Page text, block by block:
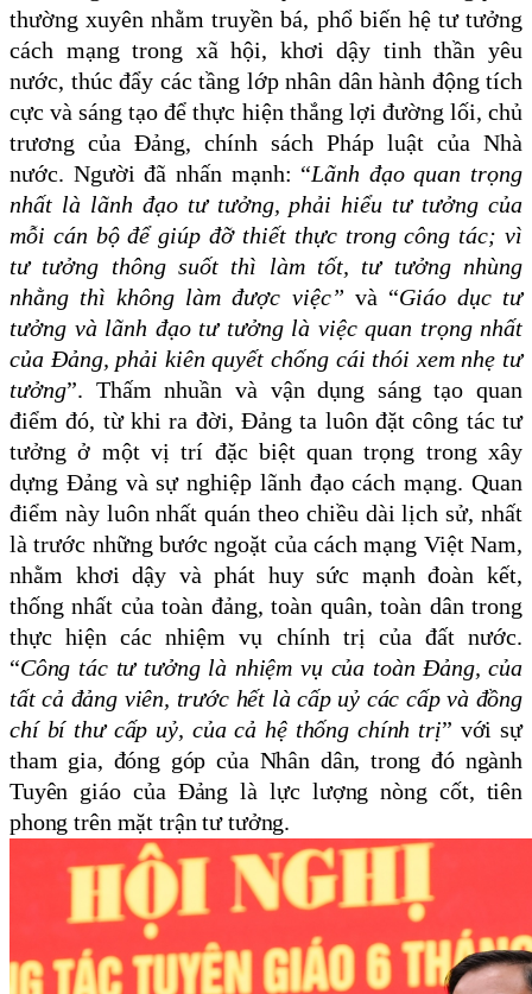
thường xuyên nhằm truyền bá, phổ biến hệ tư tưởng
cách mạng trong xã hội, khơi dậy tinh thần yêu
nước, thúc đẩy các tầng lớp nhân dân hành động tích
cực và sáng tạo để thực hiện thắng lợi đường lối, chủ
trương của Đảng, chính sách Pháp luật của Nhà
nước. Người đã nhấn mạnh: “Lãnh đạo quan trọng
nhất là lãnh đạo tư tưởng, phải hiểu tư tưởng của
mỗi cán bộ để giúp đỡ thiết thực trong công tác; vì
tư tưởng thông suốt thì làm tốt, tư tưởng nhùng
nhằng thì không làm được việc” và “Giáo dục tư
tưởng và lãnh đạo tư tưởng là việc quan trọng nhất
của Đảng, phải kiên quyết chống cái thói xem nhẹ tư
tưởng”. Thấm nhuần và vận dụng sáng tạo quan
điểm đó, từ khi ra đời, Đảng ta luôn đặt công tác tư
tưởng ở một vị trí đặc biệt quan trọng trong xây
dựng Đảng và sự nghiệp lãnh đạo cách mạng. Quan
điểm này luôn nhất quán theo chiều dài lịch sử, nhất
là trước những bước ngoặt của cách mạng Việt Nam,
nhằm khơi dậy và phát huy sức mạnh đoàn kết,
thống nhất của toàn đảng, toàn quân, toàn dân trong
thực hiện các nhiệm vụ chính trị của đất nước.
“Công tác tư tưởng là nhiệm vụ của toàn Đảng, của
tất cả đảng viên, trước hết là cấp uỷ các cấp và đồng
chí bí thư cấp uỷ, của cả hệ thống chính trị” với sự
tham gia, đóng góp của Nhân dân, trong đó ngành
Tuyên giáo của Đảng là lực lượng nòng cốt, tiên
phong trên mặt trận tư tưởng.